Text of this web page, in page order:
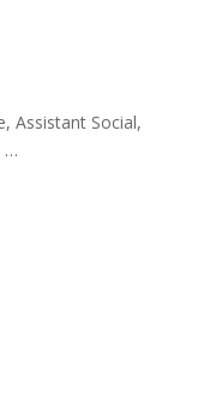
Assistant Social,
…